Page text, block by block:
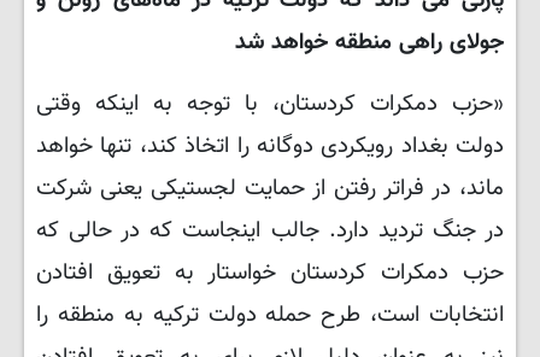
جولای راهی منطقه خواهد شد
«حزب دمکرات کردستان، با توجه به اینکه وقتی
دولت بغداد رویکردی دوگانه را اتخاذ کند، تنها خواهد
ماند، در فراتر رفتن از حمایت لجستیکی یعنی شرکت
در جنگ تردید دارد. جالب اینجاست که در حالی که
حزب دمکرات کردستان خواستار به تعویق افتادن
انتخابات است، طرح حمله دولت ترکیه به منطقه را